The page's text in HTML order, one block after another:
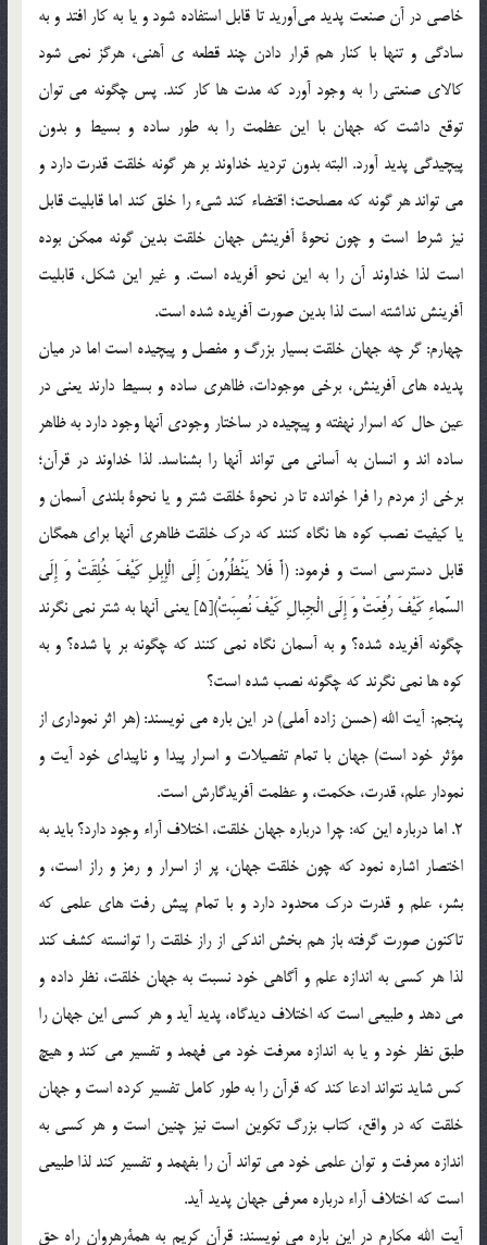
خاصي در آن صنعت پديد مي‌آوريد تا قابل استفاده شود و يا به كار افتد و به
سادگي و تنها با كنار هم قرار دادن چند قطعه ي آهني، هرگز نمي شود
كالاي صنعتي را به وجود آورد كه مدت ها كار كند. پس چگونه مي توان
توقع داشت كه جهان با اين عظمت را به طور ساده و بسيط و بدون
پيچيدگي پديد‌ آورد. البته بدون ترديد خداوند بر هر گونه خلقت قدرت دارد و
مي تواند هر گونه كه مصلحت؛ اقتضاء كند شيء را خلق كند اما قابليت قابل
نيز شرط است و چون نحوة آفرينش جهان خلقت بدين گونه ممكن بوده
است لذا خداوند آن را به اين نحو آفريده است. و غير اين شكل، قابليت
آفرينش نداشته است لذا بدين صورت آفريده شده است.
چهارم: گر چه جهان خلقت بسيار بزرگ و مفصل و پيچيده است اما در ميان
پديده هاي آفرينش، برخي موجودات، ظاهري ساده و بسيط دارند يعني در
عين حال كه اسرار نهفته و پيچيده در ساختار وجودي آنها وجود دارد به ظاهر
ساده اند و انسان به آساني مي تواند آنها را بشناسد. لذا خداوند در قرآن؛
برخي از مردم را فرا خوانده تا در نحوة خلقت شتر و يا نحوة بلندي آسمان و
يا كيفيت نصب كوه ها نگاه كنند كه درك خلقت ظاهري آنها براي همگان
قابل دسترسي است و فرمود: (أَ فَلا يَنْظُرُونَ إِلَى الْإِبِلِ كَيْفَ خُلِقَتْ وَ إِلَى
السَّماءِ كَيْفَ رُفِعَتْ وَ إِلَى الْجِبالِ كَيْفَ نُصِبَتْ)[5] يعني آنها به شتر نمي نگرند
چگونه آفريده شده؟ و به آسمان نگاه نمي كنند كه چگونه بر پا شده؟ و به
كوه ها نمي نگرند كه چگونه نصب شده است؟
پنجم: آيت الله (حسن زاده آملي) در اين باره مي نويسند: (هر اثر نموداري از
مؤثر خود است) جهان با تمام تفصيلات و اسرار پيدا و ناپيداي خود آيت و
نمودار علم، قدرت، حكمت، و عظمت آفريدگارش است.
2. اما درباره اين كه: چرا درباره جهان خلقت، اختلاف آراء وجود دارد؟ بايد به
اختصار اشاره نمود كه چون خلقت جهان، پر از اسرار و رمز و راز است، و
بشر، علم و قدرت درك محدود دارد و با تمام پيش رفت هاي علمي كه
تاكنون صورت گرفته باز هم بخش اندكي از راز خلقت را توانسته كشف كند
لذا هر كسي به اندازه علم و آگاهي خود نسبت به جهان خلقت، نظر داده و
مي دهد و طبيعي است كه اختلاف ديدگاه، پديد آيد و هر كسي اين جهان را
طبق نظر خود و يا به اندازه معرفت خود مي فهمد و تفسير مي كند و هيچ
كس شايد نتواند ادعا كند که قرآن را به طور كامل تفسير كرده است و جهان
خلقت كه در واقع، كتاب بزرگ تكوين است نيز چنين است و هر كسي به
اندازه معرفت و توان علمي خود مي تواند آن را بفهمد و تفسير كند لذا طبيعي
است كه اختلاف آراء درباره معرفي جهان پديد آيد.
آيت الله مکارم در اين باره مي نويسند: قرآن كريم به همة‌رهروان راه حق